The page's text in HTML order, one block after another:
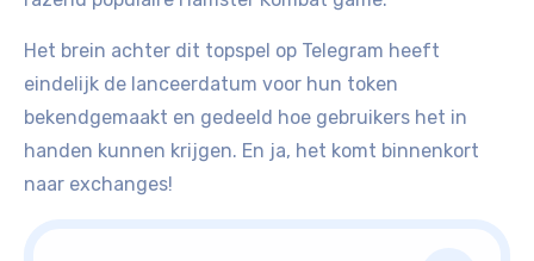
Het brein achter dit topspel op Telegram heeft
eindelijk de lanceerdatum voor hun token
bekendgemaakt en gedeeld hoe gebruikers het in
handen kunnen krijgen. En ja, het komt binnenkort
naar exchanges!